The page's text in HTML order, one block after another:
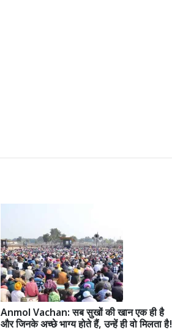
Anmol Vachan: सब सुखों की खान एक ही है
और जिनके अच्छे भाग्य होते हैं, उन्हें ही वो मिलता है!